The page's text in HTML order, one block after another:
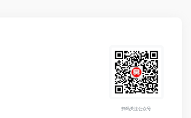
扫码关注公众号